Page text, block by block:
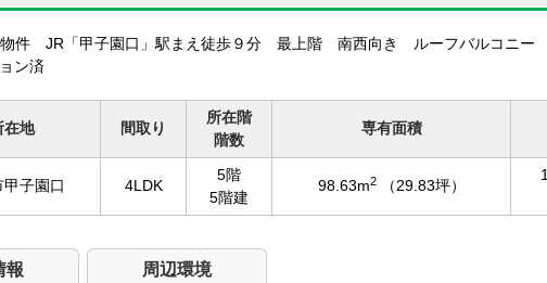
物件 JR「甲子園口」駅まえ徒歩９分 最上階 南西向き ルーフバルコニ
ン済
在地 間取り
所在階
階数
専有面積
子園口 4LDK
5階
5階建
98.63m2 （29.83坪）
報 周辺環境